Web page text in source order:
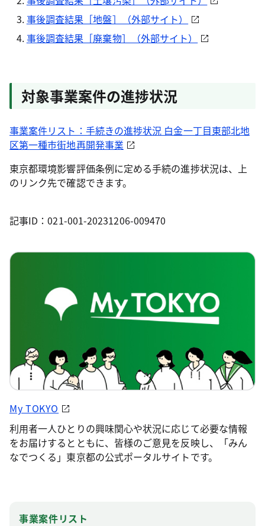
事後調査結果［地盤］（外部サイト）
事後調査結果［廃棄物］（外部サイト）
対象事業案件の進捗状況
事業案件リスト：手続きの進捗状況 白金一丁目東部北地
区第一種市街地再開発事業
東京都環境影響評価条例に定める手続の進捗状況は、上
のリンク先で確認できます。
記事ID：021-001-20231206-009470
My TOKYO
利用者一人ひとりの興味関心や状況に応じて必要な情報
をお届けするとともに、皆様のご意見を反映し、「みん
なでつくる」東京都の公式ポータルサイトです。
事業案件リスト